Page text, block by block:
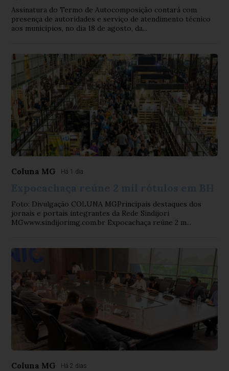
Assinatura do Termo de Autocomposição contará com
presença de autoridades e serviço de atendimento técnico
aos municípios, no dia 18 de agosto, da...
Coluna MG Há 1 dia
Foto: Divulgação COLUNA MGPrincipais destaques dos
jornais e portais integrantes da Rede Sindijori
MGwww.sindijorimg.com.br Expocachaça reúne 2 m...
Coluna MG Há 2 dias